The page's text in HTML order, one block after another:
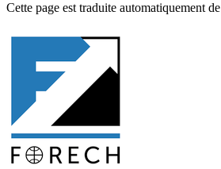
Cette page est traduite automa­tique­ment de